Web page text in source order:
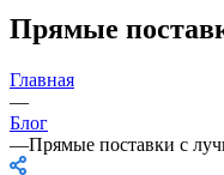
Прямые
Главная
—
Блог
—Прямые поставки с